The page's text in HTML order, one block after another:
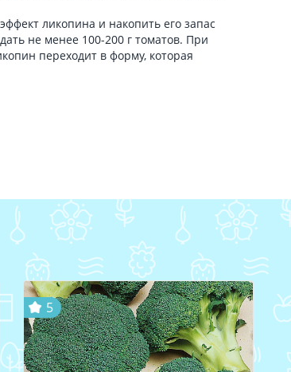
ликопина и накопить его запас
не менее 100-200 г томатов. При
переходит в форму, которая
5